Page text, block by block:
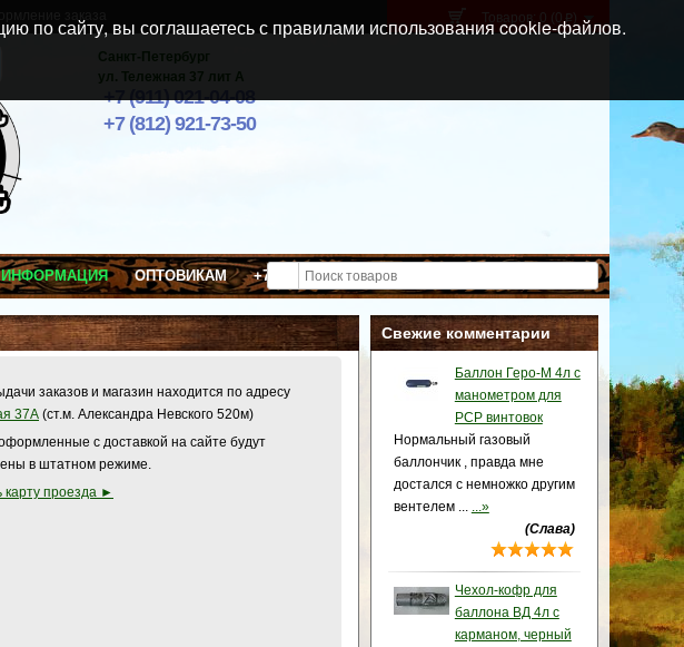
Санкт-Петербург
ул. Тележная 37 лит А
+7 (911) 021-04-08
+7 (812) 921-73-50
Товаров: 0 (0 p )
ИНФОРМАЦИЯ ОПТОВИКАМ +7 (911) 021-04-08
Свежие комментарии
Баллон Геро-М 4л с
манометром для
PCP винтовок
Нормальный газовый
баллончик , правда мне
достался с немножко другим
вентелем ... ...»
(Слава)
Чехол-кофр для
баллона ВД 4л с
карманом, черный
заказов и магазин находится по адресу
37А (ст.м. Александра Невского 520м)
с доставкой на сайте будут
в штатном режиме.
карту проезда ►
по сайту, вы соглашаетесь с правилами использования cookie-файлов.